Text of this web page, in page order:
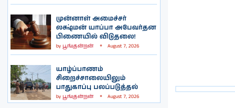
முன்னாள் அமைச்சர்
லக்ஷ்மன் யாப்பா அபேவர்தன
பிணையில் விடுதலை!
by பூங்குன்றன் August 7, 2026
யாழ்ப்பாணம்
சிறைச்சாலையிலும்
பாதுகாப்பு பலப்படுத்தல்
by பூங்குன்றன் August 7, 2026